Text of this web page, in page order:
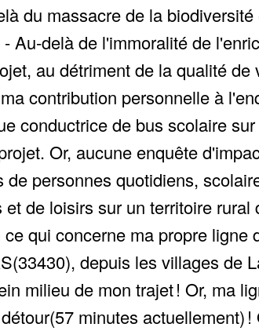
du massacre de la
Au-delà de l'immoralité de
au détriment de la qualité
contribution personnelle à
conductrice de bus scolaire
Or, aucune enquête
personnes quotidiens,
de loisirs sur un territoire
qui concerne ma propre
depuis les villages de
milieu de mon trajet ! Or, ma
minutes actuellement)